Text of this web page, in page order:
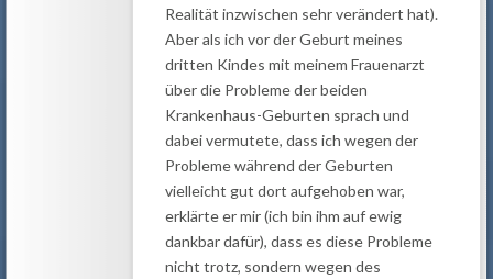
Realität inzwischen sehr verändert hat).
Aber als ich vor der Geburt meines
dritten Kindes mit meinem Frauenarzt
über die Probleme der beiden
Krankenhaus-Geburten sprach und
dabei vermutete, dass ich wegen der
Probleme während der Geburten
vielleicht gut dort aufgehoben war,
erklärte er mir (ich bin ihm auf ewig
dankbar dafür), dass es diese Probleme
nicht trotz, sondern wegen des